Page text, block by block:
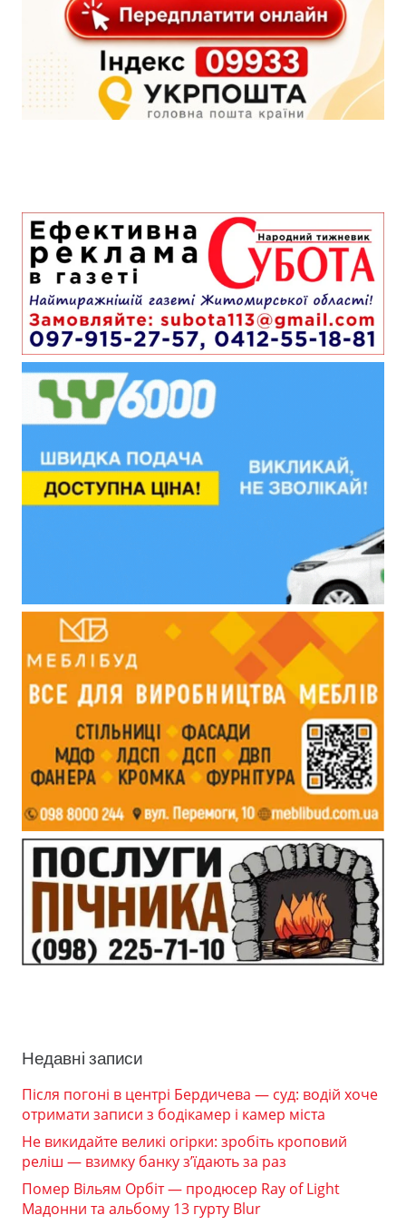
Недавні записи
Після погоні в центрі Бердичева — суд: водій хоче
отримати записи з бодікамер і камер міста
Не викидайте великі огірки: зробіть кроповий
реліш — взимку банку з’їдають за раз
Помер Вільям Орбіт — продюсер Ray of Light
Мадонни та альбому 13 гурту Blur